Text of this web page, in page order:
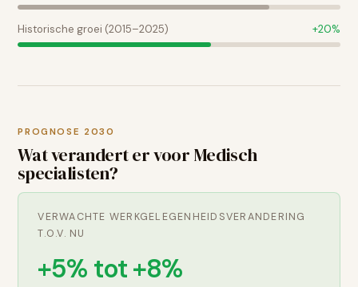
Historische groei (2015–2025) +20%
PROGNOSE 2030
Wat verandert er voor Medisch
specialisten?
VERWACHTE WERKGELEGENHEIDSVERANDERING
T.O.V. NU
+5% tot +8%